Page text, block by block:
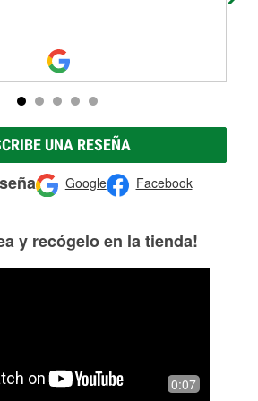
UNA RESEÑA
Google Facebook
y recógelo en la tienda!
0:07